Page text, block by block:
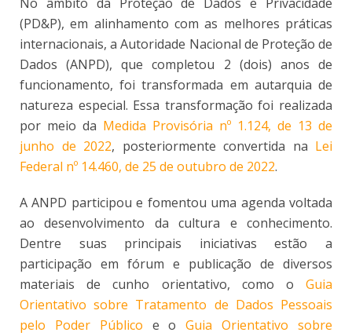
No âmbito da Proteção de Dados e Privacidade
(PD&P), em alinhamento com as melhores práticas
internacionais, a Autoridade Nacional de Proteção de
Dados (ANPD), que completou 2 (dois) anos de
funcionamento, foi transformada em autarquia de
natureza especial. Essa transformação foi realizada
por meio da Medida Provisória nº 1.124, de 13 de
junho de 2022, posteriormente convertida na Lei
Federal nº 14.460, de 25 de outubro de 2022.
A ANPD participou e fomentou uma agenda voltada
ao desenvolvimento da cultura e conhecimento.
Dentre suas principais iniciativas estão a
participação em fórum e publicação de diversos
materiais de cunho orientativo, como o Guia
Orientativo sobre Tratamento de Dados Pessoais
pelo Poder Público e oGuia Orientativo sobre